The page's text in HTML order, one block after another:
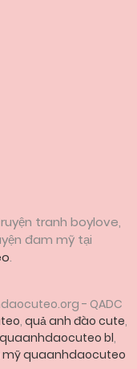
tranh boylove,
đam mỹ tại
.
- QADC
, quả anh đào cute,
quaanhdaocuteo bl,
mỹ quaanhdaocuteo